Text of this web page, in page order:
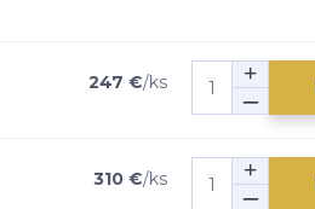
247 €/ks
310 €/ks